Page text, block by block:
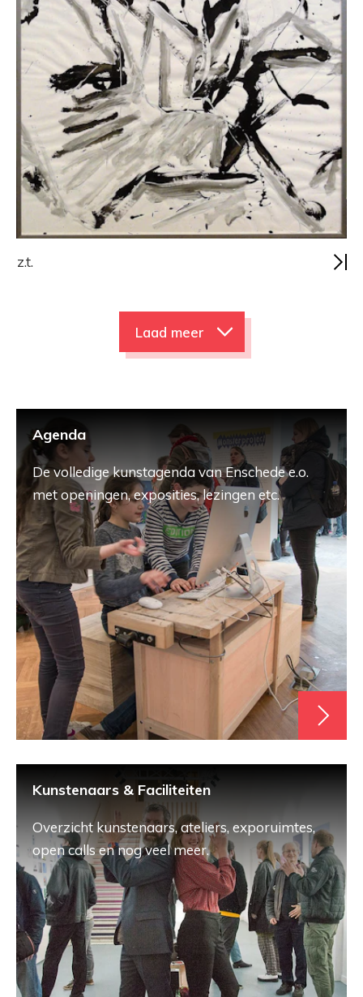
z.t.
Laad meer
Agenda
De volledige kunstagenda van Enschede e.o.
met openingen, exposities, lezingen etc.
Kunstenaars & Faciliteiten
Overzicht kunstenaars, ateliers, exporuimtes,
open calls en nog veel meer.